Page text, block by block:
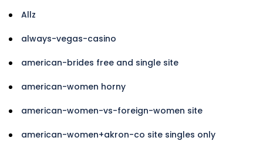
Allz
always-vegas-casino
american-brides free and single site
american-women horny
american-women-vs-foreign-women site
american-women+akron-co site singles only